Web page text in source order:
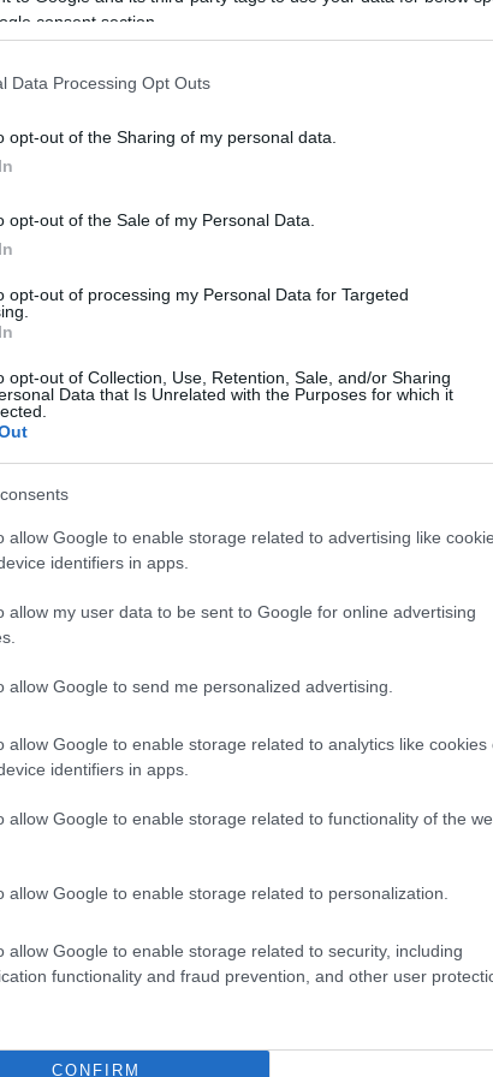
consent section.
Data Processing Opt Outs
opt-out of the Sharing of my personal data.
opt-out of the Sale of my Personal Data.
opt-out of processing my Personal Data for Targeted
opt-out of Collection, Use, Retention, Sale, and/or Sharing
Data that Is Unrelated with the Purposes for which it
allow Google to enable storage related to advertising like
identifiers in apps.
allow my user data to be sent to Google for online advertising
allow Google to send me personalized advertising.
allow Google to enable storage related to analytics like cookies
identifiers in apps.
allow Google to enable storage related to functionality of the
allow Google to enable storage related to personalization.
allow Google to enable storage related to security, including
functionality and fraud prevention, and other user
CONFIRM
kutatások számára és segítséget nyújt az
figyelni a D-vitamin szintre, különösen olyan
tényezők, mint a D-vitamin szintjének monitorozása
betegségek elleni küzdelemben. Végül, ha bármilyen
fel orvost, hiszen a korai beavatkozás meghatározó lehet
– a szabadság és
érzése a forró
higanyszála egyre
a lábadnak is
a jól megérdemelt
2026.08.03. Gáll Tódor
A hazai felnőttoktatás egyik
számít a most már 30 éve működő
SZILTOP iskolahálózat, melynek...